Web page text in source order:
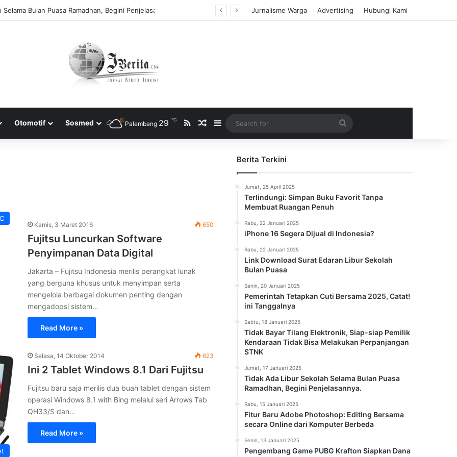
Bulan Puasa Ramadhan, Begini Penjelasannya. Jurnalisme Warga Advertising Hubungi Kami
Otomotif Sosmed Palembang 29 ℃ RSSRandom Article
Sidebar
for
Kamis, 3 Maret 2016 650
Fujitsu Luncurkan Software
Penyimpanan Data Digital
Jakarta – Fujitsu Indonesia merilis perangkat lunak
yang berguna khusus untuk menyimpan serta
mengelola berbagai dokumen penting dengan
mengadopsi sistem…
Read More »
Selasa, 14 Oktober 2014 623
Ini 2 Tablet Windows 8.1 Dari Fujitsu
Fujitsu baru saja merilis dua buah tablet dengan sistem
operasi Windows 8.1 with Bing melalui seri Arrows Tab
QH33/S dan…
Read More »
Berita Terkini
Jumat, 25 April 2025
Terlindungi: Simpan Buku Favorit Tanpa
Membuat Ruangan Penuh
Rabu, 22 Januari 2025
iPhone 16 Segera Dijual di Indonesia?
Rabu, 22 Januari 2025
Link Download Surat Edaran Libur Sekolah
Bulan Puasa
Senin, 20 Januari 2025
Pemerintah Tetapkan Cuti Bersama 2025, Catat!
ini Tanggalnya
Sabtu, 18 Januari 2025
Tidak Bayar Tilang Elektronik, Siap-siap Pemilik
Kendaraan Tidak Bisa Melakukan Perpanjangan
STNK
Jumat, 17 Januari 2025
Tidak Ada Libur Sekolah Selama Bulan Puasa
Ramadhan, Begini Penjelasannya.
Rabu, 15 Januari 2025
Fitur Baru Adobe Photoshop: Editing Bersama
secara Online dari Komputer Berbeda
Senin, 13 Januari 2025
Pengembang Game PUBG Krafton Siapkan Dana